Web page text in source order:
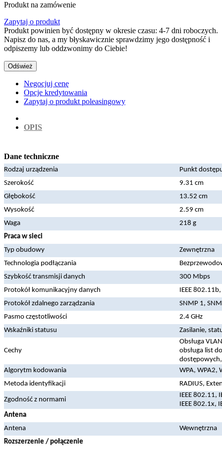
Produkt na zamówenie
Zapytaj o produkt
Produkt powinien być dostępny w okresie czasu: 4-7 dni roboczych.
Napisz do nas, a my błyskawicznie sprawdzimy jego dostępność i
odpiszemy lub oddzwonimy do Ciebie!
Negocjuj cenę
Opcje kredytowania
Zapytaj o produkt poleasingowy
OPIS
Dane techniczne
Rodzaj urządzenia
Punkt
Szerokość
9.31 cm
Głębokość
13.52 cm
Wysokość
2.59 cm
Waga
218 g
Praca w sieci
Typ obudowy
Zewnętrzna
Technologia podłączania
Szybkość transmisji danych
300 Mbps
Protokół komunikacyjny danych
IEEE
Protokół zdalnego zarządzania
SNMP 1,
Pasmo częstotliwości
2.4 GHz
Wskaźniki statusu
Zasilanie,
Cechy
Obsługa
obsługa list
Algorytm kodowania
WPA, WPA2,
Metoda identyfikacji
RADIUS,
Zgodność z normami
IEEE 802.11,
IEEE 802.1x,
Antena
Antena
Wewnętrzna
Rozszerzenie / połączenie